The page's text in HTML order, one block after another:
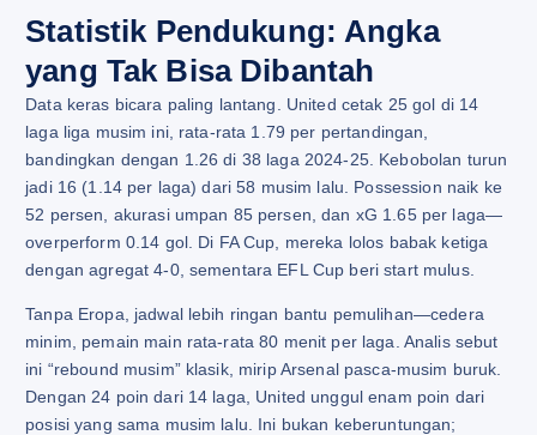
Statistik Pendukung: Angka
yang Tak Bisa Dibantah
Data keras bicara paling lantang. United cetak 25 gol di 14
laga liga musim ini, rata-rata 1.79 per pertandingan,
bandingkan dengan 1.26 di 38 laga 2024-25. Kebobolan turun
jadi 16 (1.14 per laga) dari 58 musim lalu. Possession naik ke
52 persen, akurasi umpan 85 persen, dan xG 1.65 per laga—
overperform 0.14 gol. Di FA Cup, mereka lolos babak ketiga
dengan agregat 4-0, sementara EFL Cup beri start mulus.
Tanpa Eropa, jadwal lebih ringan bantu pemulihan—cedera
minim, pemain main rata-rata 80 menit per laga. Analis sebut
ini “rebound musim” klasik, mirip Arsenal pasca-musim buruk.
Dengan 24 poin dari 14 laga, United unggul enam poin dari
posisi yang sama musim lalu. Ini bukan keberuntungan;